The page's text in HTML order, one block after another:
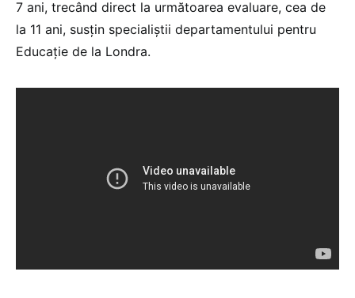
7 ani, trecând direct la următoarea evaluare, cea de
la 11 ani, susțin specialiștii departamentului pentru
Educație de la Londra.